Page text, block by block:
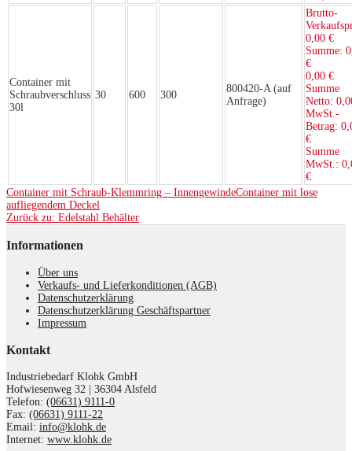
Container mit
Schraubverschluss
30l
30 600 300
800420-A (auf
Anfrage)
Brutto-
0,00 €
Summe:
€
0,00 €
Summe
Netto:
MwSt.-
Betrag:
€
Summe
MwSt.:
€
Container mit Schraub-Klemmring – InnengewindeContainer mit lose
aufliegendem Deckel
Zurück zu: Edelstahl Behälter
Informationen
Über uns
Verkaufs- und Lieferkonditionen (AGB)
Datenschutzerklärung
Datenschutzerklärung Geschäftspartner
Impressum
Kontakt
Industriebedarf Klohk GmbH
Hofwiesenweg 32 | 36304 Alsfeld
Telefon: (06631) 9111-0
Fax: (06631) 9111-22
Email: info@klohk.de
Internet: www.klohk.de